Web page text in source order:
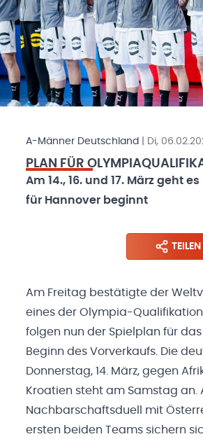
A-Männer Deutschland Di,
PLAN FÜR
Am 14., 16. und 17. März geht
für Hannover beginnt
TEILEN
Am Freitag bestätigte der
eines der Olympia-
folgen nun der Spielplan für
Beginn des Vorverkaufs. Die
Donnerstag, 14. März, gegen
Kroatien steht am Samstag an.
Nachbarschaftsduell mit
ersten beiden Teams sichern